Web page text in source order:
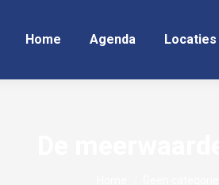
Home Agenda Locaties